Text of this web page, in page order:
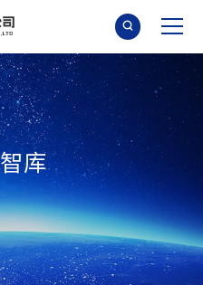

智库